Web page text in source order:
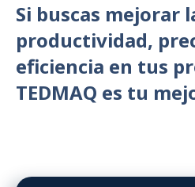
Si buscas mejorar
productividad,
eficiencia en tus
TEDMAQ es tu